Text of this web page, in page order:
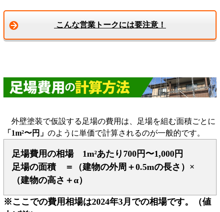
こんな営業トークには要注意！
外壁塗装で仮設する足場の費用は、足場を組む面積ごとに
「1m²〜円」 のように単価で計算されるのが一般的です。
足場費用の相場 1m²あたり700円〜1,000円
足場の面積 ＝（建物の外周＋0.5mの長さ）×
（建物の高さ＋α）
※ここでの費用相場は2024年3月での相場です。（値